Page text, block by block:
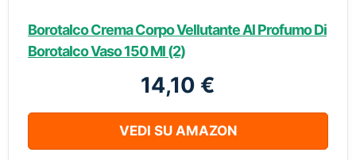
Borotalco Crema Corpo Vellutante Al Profumo Di
Borotalco Vaso 150 Ml (2)
14,10 €
VEDI SU AMAZON